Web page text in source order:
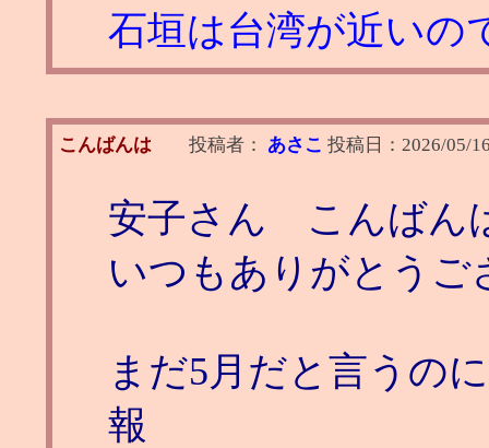
石垣は台湾が近いの
こんばんは 投稿者： あさこ 投稿日： 2026/05/
安子さん こんばん
いつもありがとうご
まだ5月だと言うの
報